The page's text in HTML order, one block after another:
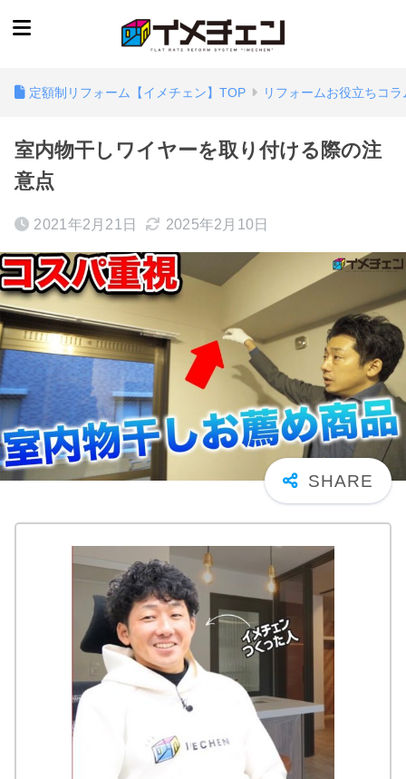
定額制リフォーム【イメチェン】TOP リフォームお役立ちコラ
室内物干しワイヤーを取り付ける際の注
意点
2021年2月21日 2025年2月10日